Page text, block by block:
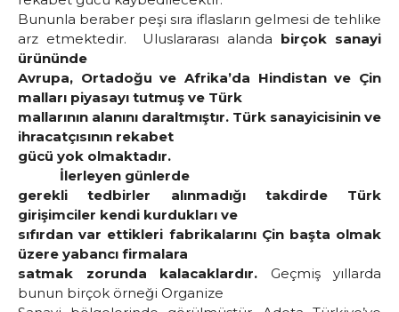
Bununla beraber peşi sıra iflasların gelmesi de tehlike
arz etmektedir. Uluslararası alanda birçok sanayi
ürününde
Avrupa, Ortadoğu ve Afrika’da Hindistan ve Çin
malları piyasayı tutmuş ve Türk
mallarının alanını daraltmıştır. Türk sanayicisinin ve
ihracatçısının rekabet
gücü yok olmaktadır.
İlerleyen günlerde
gerekli tedbirler alınmadığı takdirde Türk
girişimciler kendi kurdukları ve
sıfırdan var ettikleri fabrikalarını Çin başta olmak
üzere yabancı firmalara
satmak zorunda kalacaklardır. Geçmiş yıllarda
bunun birçok örneği Organize